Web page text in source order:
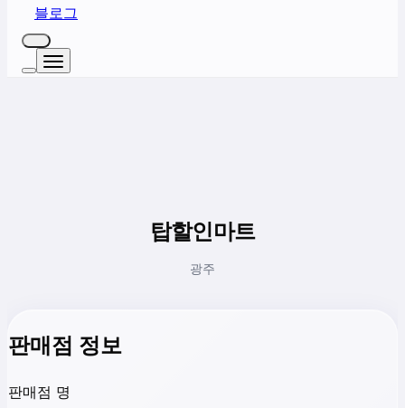
블로그
탑할인마트
광주
판매점 정보
판매점 명